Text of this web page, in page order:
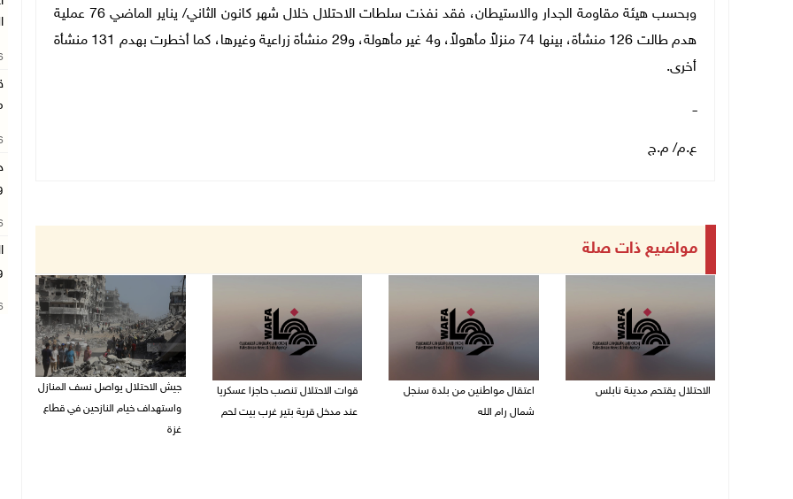
وبحسب هيئة مقاومة الجدار والاستيطان، فقد نفذت سلطات الاحتلال خلال شهر كانون الثاني/ يناير الماضي 76 عملية
هدم طالت 126 منشأة، بينها 74 منزلاً مأهولاً، و4 غير مأهولة، و29 منشأة زراعية وغيرها، كما أخطرت بهدم 131 منشأة
أخرى.
ــ
ع.م/ م.ج
مواضيع ذات صلة
الاحتلال يقتحم مدينة نابلس
اعتقال مواطنين من بلدة سنجل
شمال رام الله
قوات الاحتلال تنصب حاجزا عسكريا
عند مدخل قرية بتير غرب بيت لحم
جيش الاحتلال يواصل نسف المنازل
واستهداف خيام النازحين في قطاع
غزة